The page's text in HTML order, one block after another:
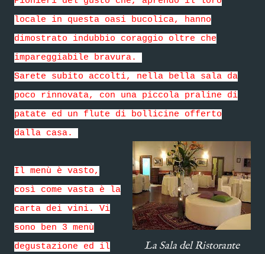
locale in questa oasi bucolica, hanno
dimostrato indubbio coraggio oltre che
impareggiabile bravura.
Sarete subito accolti, nella bella sala da
poco rinnovata, con una piccola praline di
patate ed un flute di bollicine offerto
dalla casa.
La Sala del Ristorante
Il menù è vasto,
così come vasta è la
carta dei vini. Vi
sono ben 3 menù
degustazione ed il